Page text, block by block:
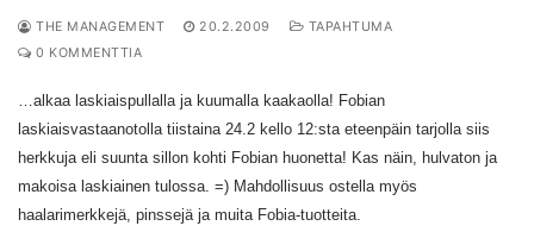
THE MANAGEMENT 20.2.2009
TAPAHTUMA
0 KOMMENTTIA
…alkaa laskiaispullalla ja kuumalla kaakaolla! Fobian
laskiaisvastaanotolla tiistaina 24.2 kello 12:sta eteenpäin tarjolla siis
herkkuja eli suunta sillon kohti Fobian huonetta! Kas näin, hulvaton ja
makoisa laskiainen tulossa. =) Mahdollisuus ostella myös
haalarimerkkejä, pinssejä ja muita Fobia-tuotteita.